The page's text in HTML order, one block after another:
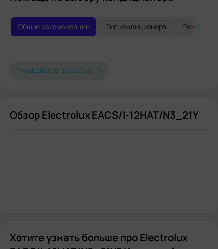
Общие рекомендации Тип кондиционера Режимы
Руководство по выбору
Обзор Electrolux EACS/I-12HAT/N3_21Y
Хотите узнать больше про Electrolux